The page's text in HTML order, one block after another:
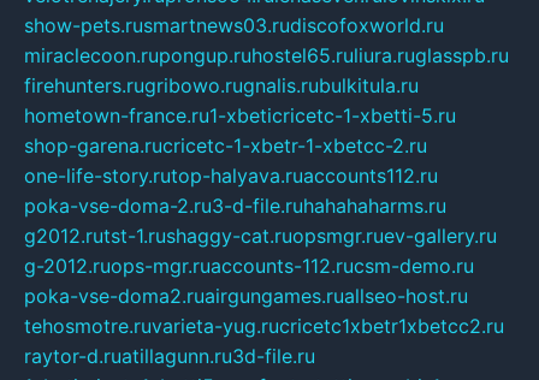
show-pets.rusmartnews03.rudiscofoxworld.ru
miraclecoon.rupongup.ruhostel65.ruliura.ruglasspb.ru
firehunters.rugribowo.rugnalis.rubulkitula.ru
hometown-france.ru1-xbeticricetc-1-xbetti-5.ru
shop-garena.rucricetc-1-xbetr-1-xbetcc-2.ru
one-life-story.rutop-halyava.ruaccounts112.ru
poka-vse-doma-2.ru3-d-file.ruhahahaharms.ru
g2012.rutst-1.rushaggy-cat.ruopsmgr.ruev-gallery.ru
g-2012.ruops-mgr.ruaccounts-112.rucsm-demo.ru
poka-vse-doma2.ruairgungames.ruallseo-host.ru
tehosmotre.ruvarieta-yug.rucricetc1xbetr1xbetcc2.ru
raytor-d.ruatillagunn.ru3d-file.ru